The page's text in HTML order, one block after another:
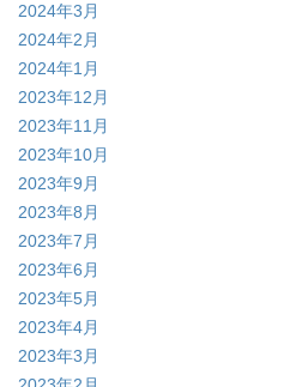
2024年3月
2024年2月
2024年1月
2023年12月
2023年11月
2023年10月
2023年9月
2023年8月
2023年7月
2023年6月
2023年5月
2023年4月
2023年3月